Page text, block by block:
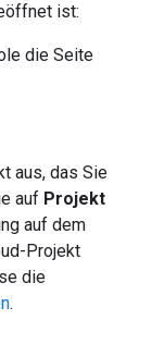
ist:
die Seite
aus, das Sie
auf Projekt
auf dem
Projekt
die
.